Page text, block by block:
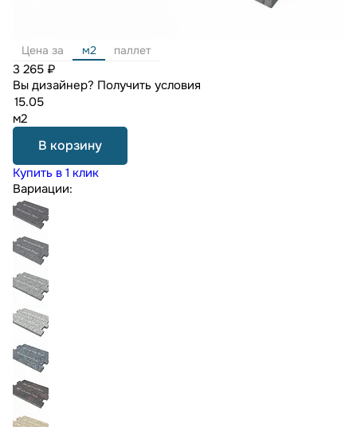
Цена за м2 паллет
3 265 ₽
Вы дизайнер? Получить условия
м2
В корзину
Купить в 1 клик
Вариации: